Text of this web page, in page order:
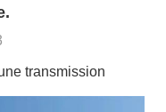
transmission